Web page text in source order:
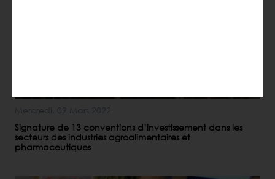
Mercredi, 09 Mars 2022
Signature de 13 conventions d’investissement dans les
secteurs des industries agroalimentaires et
pharmaceutiques